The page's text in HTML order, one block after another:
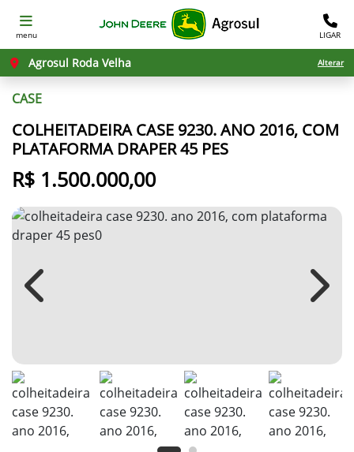
menu LIGAR
Agrosul Roda Velha Alterar
CASE
COLHEITADEIRA CASE 9230. ANO 2016, COM
PLATAFORMA DRAPER 45 PES
R$ 1.500.000,00
Previous Next